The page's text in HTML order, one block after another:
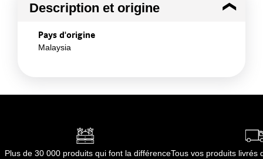
Description et origine
Pays d'origine
Malaysia
Plus de 30 000 produits qui font la différenceTous vos produits livrés